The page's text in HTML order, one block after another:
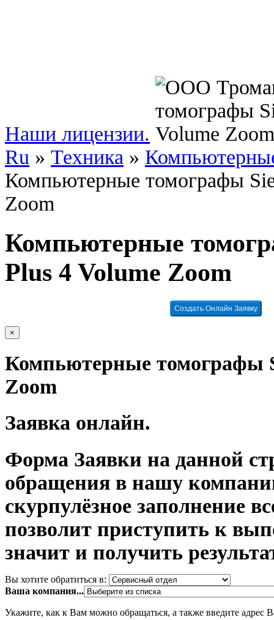
Наши лицензии.
Ru » Техника »
Компьютерные томографы
Zoom
Компьютерные
Plus 4 Volume Zoom
Создать Онлайн Заявку
×
Компьютерные томографы
Zoom
Заявка онлайн.
Форма Заявки на данной
обращения в нашу
скурпулёзное заполнение
позволит приступить к
значит и получить
Вы хотите обратиться в:
Ваша компания...
Укажите, как к Вам можно обращаться, а также введите адрес